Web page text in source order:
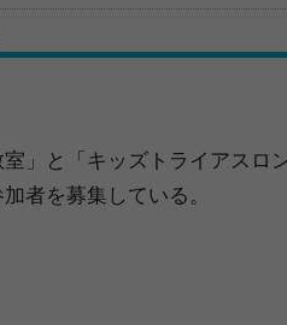
」と「キッズトライアスロ
者を募集している。